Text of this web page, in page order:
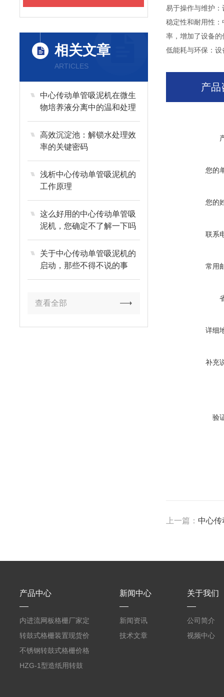
相关文章
ARTICLES
中心传动单管吸泥机在微生
物培养液分离中的温和处理
高效沉淀池：解锁水处理效
率的关键密码
浅析中心传动单管吸泥机的
工作原理
这么好用的中心传动单管吸
泥机，您确定不了解一下吗
关于中心传动单管吸泥机的
启动，那些不得不说的事
查看全部
易于操作与维护
稳定性和耐用性
率，增加了设备
低能耗与环保：
产品
您的
您的
联系
常用
详细
补充
验
上一篇： 中心
产品中心
内进流网板格栅厂家定
制
转鼓式格栅装置现货价
格
不锈钢转鼓式格栅价格
HZG-1型造纸用转鼓
新闻中心
新闻资讯
技术文章
关于我们
公司简介
视频中心